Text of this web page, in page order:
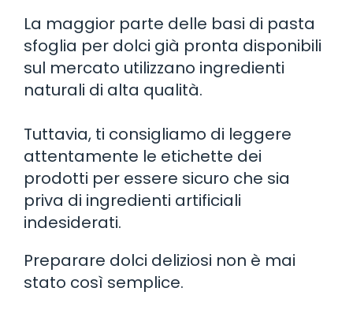
La maggior parte delle basi di pasta
sfoglia per dolci già pronta disponibili
sul mercato utilizzano ingredienti
naturali di alta qualità.
Tuttavia, ti consigliamo di leggere
attentamente le etichette dei
prodotti per essere sicuro che sia
priva di ingredienti artificiali
indesiderati.
Preparare dolci deliziosi non è mai
stato così semplice.